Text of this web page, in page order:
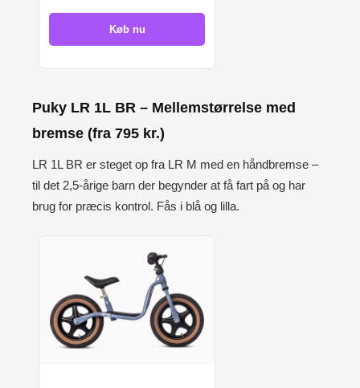
Køb nu
Puky LR 1L BR – Mellemstørrelse med
bremse (fra 795 kr.)
LR 1L BR er steget op fra LR M med en håndbremse –
til det 2,5-årige barn der begynder at få fart på og har
brug for præcis kontrol. Fås i blå og lilla.